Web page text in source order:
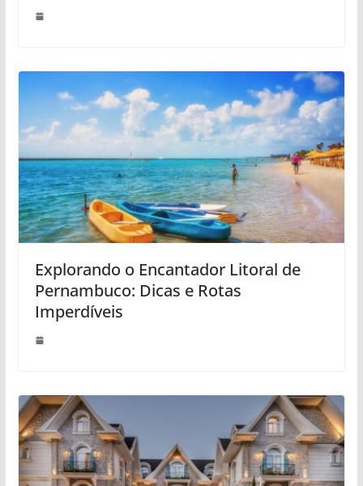
Explorando o Encantador Litoral de
Pernambuco: Dicas e Rotas
Imperdíveis